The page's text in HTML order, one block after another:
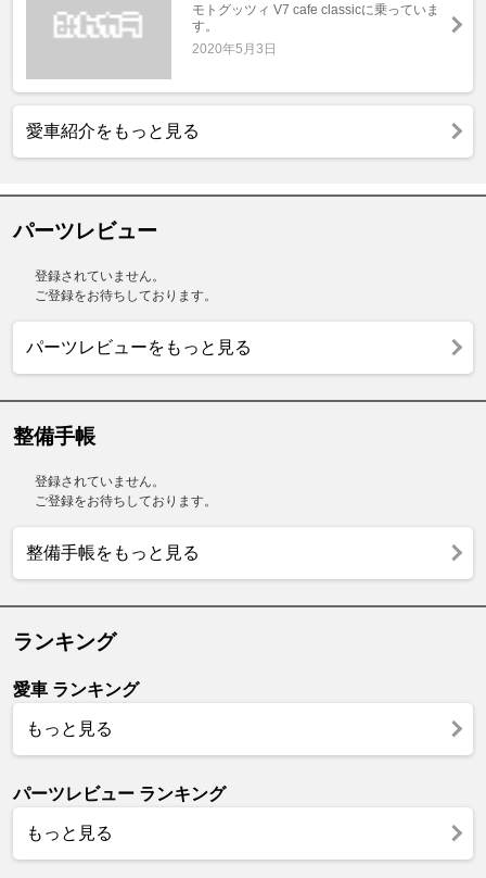
モトグッツィ V7 cafe classicに乗っていま
す。
2020年5月3日
愛車紹介をもっと見る
パーツレビュー
登録されていません。
ご登録をお待ちしております。
パーツレビューをもっと見る
整備手帳
登録されていません。
ご登録をお待ちしております。
整備手帳をもっと見る
ランキング
愛車 ランキング
もっと見る
パーツレビュー ランキング
もっと見る